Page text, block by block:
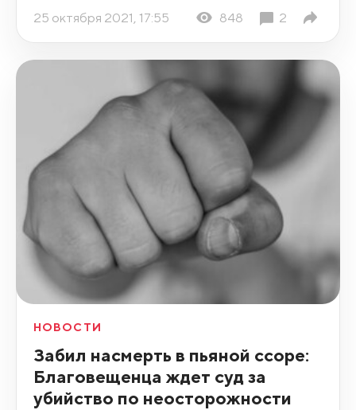
25 октября 2021, 17:55 848 2
НОВОСТИ
Забил насмерть в пьяной ссоре:
Благовещенца ждет суд за
убийство по неосторожности